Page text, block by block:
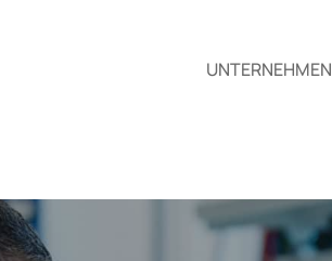
UNTERNEHMEN